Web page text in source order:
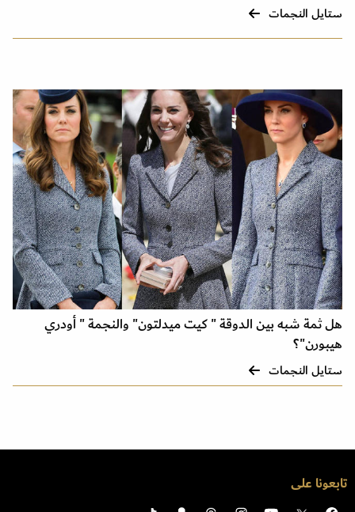
ستايل النجمات
هل ثمة شبه بين الدوقة " كيت ميدلتون" والنجمة " أودري
هيبورن"؟
ستايل النجمات
تابعونا على